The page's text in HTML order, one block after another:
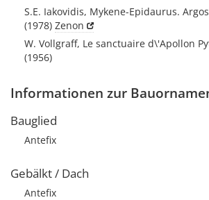
S.E. Iakovidis, Mykene-Epidaurus.
(1978) Zenon
W. Vollgraff, Le sanctuaire d\'Apollon
(1956)
Informationen zur
Bauglied
Antefix
Gebälkt / Dach
Antefix